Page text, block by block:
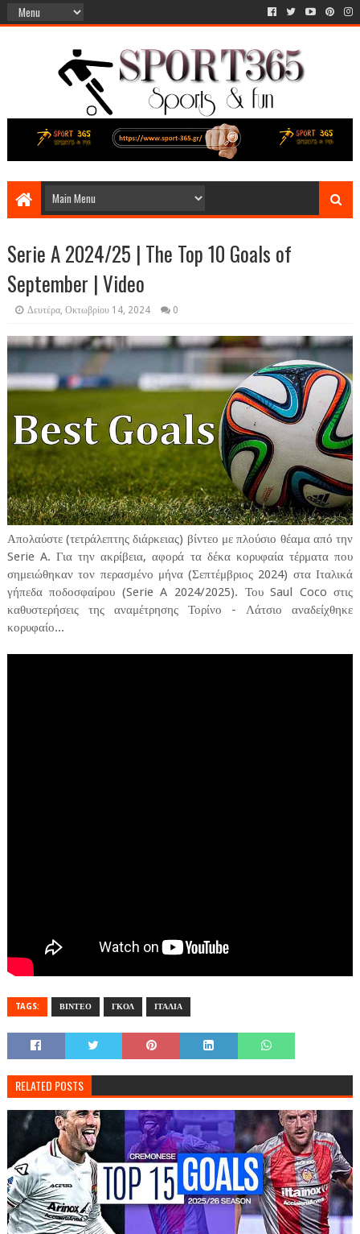
Serie A 2024/25 | The Top 10 Goals of
September | Video
Δευτέρα, Οκτωβρίου 14, 2024 0
Απολαύστε (τετράλεπτης διάρκειας) βίντεο με πλούσιο θέαμα από την
Serie A. Για την ακρίβεια, αφορά τα δέκα κορυφαία τέρματα που
σημειώθηκαν τον περασμένο μήνα (Σεπτέμβριος 2024) στα Ιταλικά
γήπεδα ποδοσφαίρου (Serie A 2024/2025). Του Saul Coco στις
καθυστερήσεις της αναμέτρησης Τορίνο - Λάτσιο αναδείχθηκε
κορυφαίο...
TAGS: ΒΙΝΤΕΟ ΓΚΟΛ ΙΤΑΛΙΑ
RELATED POSTS